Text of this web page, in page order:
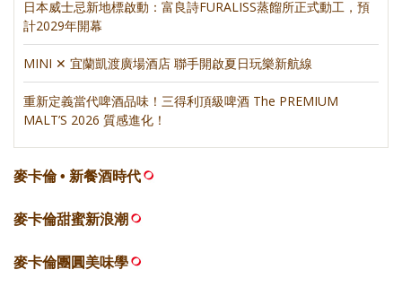
日本威士忌新地標啟動：富良詩FURALISS蒸餾所正式動工，預
計2029年開幕
MINI ✕ 宜蘭凱渡廣場酒店 聯手開啟夏日玩樂新航線
重新定義當代啤酒品味！三得利頂級啤酒 The PREMIUM
MALT’S 2026 質感進化！
麥卡倫 • 新餐酒時代
麥卡倫甜蜜新浪潮
麥卡倫團圓美味學